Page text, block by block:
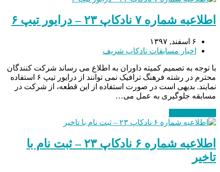
اطلاعیه شماره ۷ نادکاپ ۲۳ – درایور تیپ ۶
۶ اسفند, ۱۳۹۷
اخبار مسابقات نادکاپ شریف
با توجه به تصمیم کمیته داوران به اطلاع می رساند شرکت کنندگان
محترم در رشته فرهنگ ترافیک نمی توانند از درایور تیپ ۶ استفاده
نمایند. بدیهی است در صورت استفاده از این قطعه، از شرکت در
مسابقه جلوگیری به عمل می…
اطلاعیه شماره ۶ نادکاپ ۲۳ – ثبت نام با
تاخیر